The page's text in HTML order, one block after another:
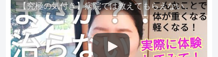
【究極の気付き】病院では教えてもらえない、その長年悩んできた痛み、症状、どうして治らないのか？痛みの正体、実際に今すぐ試して知ってほしい。